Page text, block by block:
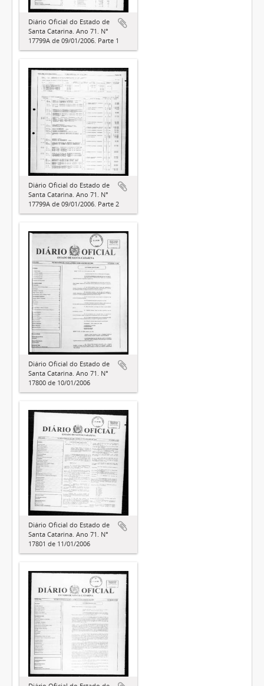
Diário Oficial do Estado de
Santa Catarina. Ano 71. N°
17799A de 09/01/2006. Parte 1
Diário Oficial do Estado de
Santa Catarina. Ano 71. N°
17799A de 09/01/2006. Parte 2
Diário Oficial do Estado de
Santa Catarina. Ano 71. N°
17800 de 10/01/2006
Diário Oficial do Estado de
Santa Catarina. Ano 71. N°
17801 de 11/01/2006